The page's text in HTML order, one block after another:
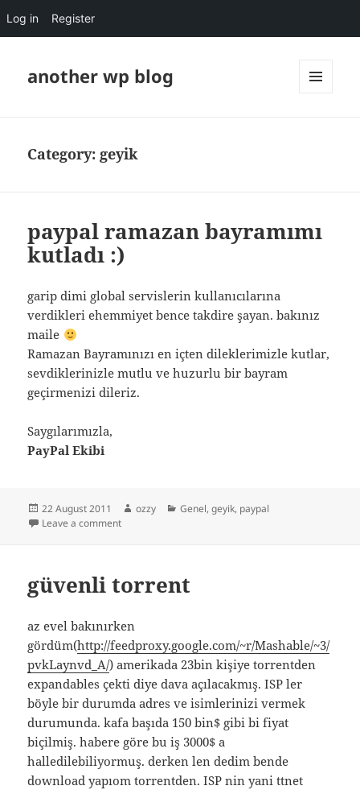
Log in Register
another wp blog
Category: geyik
paypal ramazan bayramımı
kutladı :)
garip dimi global servislerin kullanıcılarına
verdikleri ehemmiyet bence takdire şayan. bakınız
maile
Ramazan Bayramınızı en içten dileklerimizle kutlar,
sevdiklerinizle mutlu ve huzurlu bir bayram
geçirmenizi dileriz.
Saygılarımızla,
PayPal Ekibi
Posted
on
22 August 2011 Author
ozzy Categories
Genel,geyik, paypal
Leave a commenton paypal ramazan bayramımı kutladı :)
güvenli torrent
az evel bakınırken
gördüm(http://feedproxy.google.com/~r/Mashable/~3/
pvkLaynvd_A/) amerikada 23bin kişiye torrentden
expandables çekti diye dava açılacakmış. ISP ler
böyle bir durumda adres ve isimlerinizi vermek
durumunda. kafa başıda 150 bin$ gibi bi fiyat
biçilmiş. habere göre bu iş 3000$ a
halledilebiliyormuş. derken len dedim bende
download yapıom torrentden. ISP nin yani ttnet